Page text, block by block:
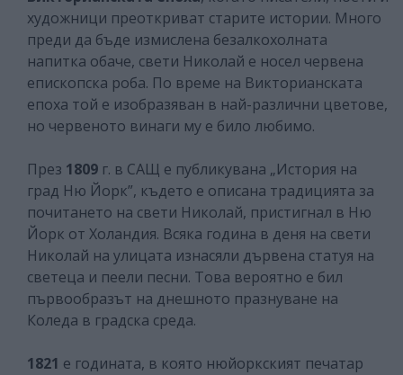
художници преоткриват старите истории. Много
преди да бъде измислена безалкохолната
напитка обаче, свети Николай е носел червена
епископска роба. По време на Викторианската
епоха той е изобразяван в най-различни цветове,
но червеното винаги му е било любимо.
През 1809 г. в САЩ е публикувана „История на
град Ню Йорк”, където е описана традицията за
почитането на свети Николай, пристигнал в Ню
Йорк от Холандия. Всяка година в деня на свети
Николай на улицата изнасяли дървена статуя на
светеца и пеели песни. Това вероятно е бил
първообразът на днешното празнуване на
Коледа в градска среда.
1821 е годината, в която нюйоркският печатар